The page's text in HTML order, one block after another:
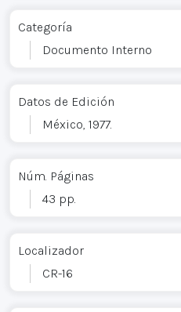
Categoría
Documento Interno
Datos de Edición
México, 1977.
Núm. Páginas
43 pp.
Localizador
CR-16